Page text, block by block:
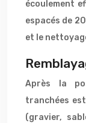
écoulement
espacés de
et le
Après la
tranchées
(gravier,